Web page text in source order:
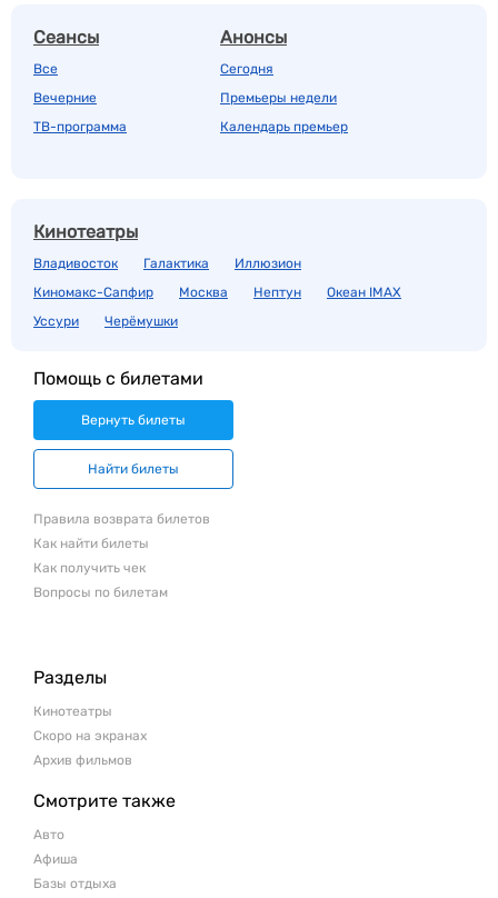
Сеансы
Все
Вечерние
ТВ-программа
Анонсы
Сегодня
Премьеры недели
Календарь премьер
Кинотеатры
Владивосток Галактика
Иллюзион
Киномакс-Сапфир
Москва Нептун
Океан IMAX
Уссури
Черёмушки
Помощь с билетами
Вернуть билеты
Найти билеты
Правила возврата билетов
Как найти билеты
Как получить чек
Вопросы по билетам
Разделы
Кинотеатры
Скоро на экранах
Архив фильмов
Смотрите также
Авто
Афиша
Базы отдыха